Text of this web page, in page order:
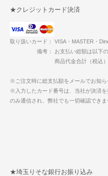
★クレジットカード決済
取り扱いカード： VISA・MASTER・
備考： お支払い総額は以下の
商品代金合計（税込）+
※ご注文時に総支払額をメールでお知ら
※入力したカード番号は、当社が決済
のみ通信され、弊社でも一切確認でき
★埼玉りそな銀行お振り込み